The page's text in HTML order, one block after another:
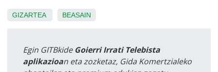
GIZARTEA BEASAIN
Egin GITBkide Goierri Irrati Telebista
aplikazioan eta zozketaz, Gida Komertzialeko